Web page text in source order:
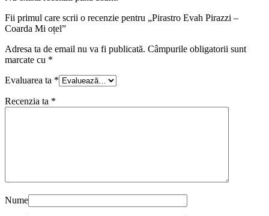
Fii primul care scrii o recenzie pentru „Pirastro Evah Pirazzi –
Coarda Mi oțel”
Adresa ta de email nu va fi publicată. Câmpurile obligatorii sunt
marcate cu *
Evaluarea ta *
Recenzia ta *
Nume